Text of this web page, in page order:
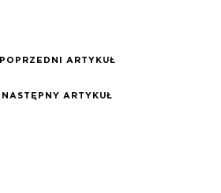
POPRZEDNI ARTYKUŁ
NASTĘPNY ARTYKUŁ